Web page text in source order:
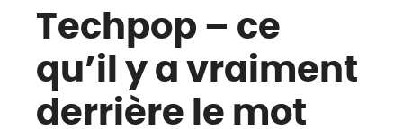
Techpop – ce
qu’il y a vraiment
derrière le mot